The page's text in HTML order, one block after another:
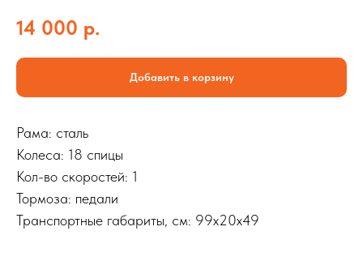
14 000 р.
Добавить в корзину
Рама: сталь
Колеса: 18 спицы
Кол-во скоростей: 1
Тормоза: педали
Транспортные габариты, см: 99х20х49